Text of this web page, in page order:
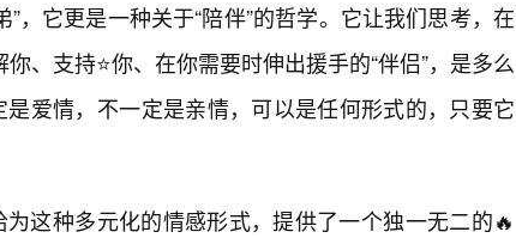
”，它更是一种关于“陪伴”的哲学。它让我们思考，在
、支持⭐你、在你需要时伸出援手的“伴侣”，是多么
是爱情，不一定是亲情，可以是任何形式的，只要它
为这种多元化的情感形式，提供了一个独一无二的🔥